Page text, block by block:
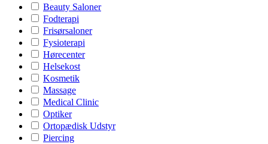
Beauty Saloner
Fodterapi
Frisørsaloner
Fysioterapi
Hørecenter
Helsekost
Kosmetik
Massage
Medical Clinic
Optiker
Ortopædisk Udstyr
Piercing